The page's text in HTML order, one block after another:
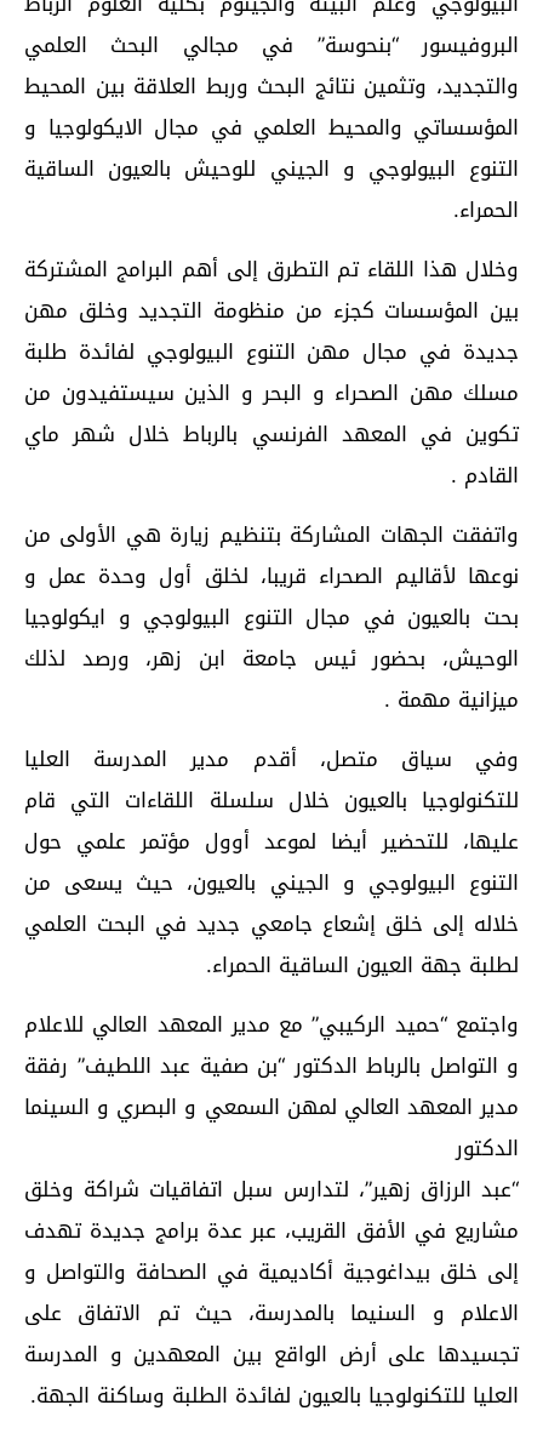
البروفيسور “بنحوسة” في مجالي البحث العلمي
والتجديد، وتثمين نتائج البحث وربط العلاقة بين المحيط
المؤسساتي والمحيط العلمي في مجال الايكولوجيا و
التنوع البيولوجي و الجيني للوحيش بالعيون الساقية
الحمراء.
وخلال هذا اللقاء تم التطرق إلى أهم البرامج المشتركة
بين المؤسسات كجزء من منظومة التجديد وخلق مهن
جديدة في مجال مهن التنوع البيولوجي لفائدة طلبة
مسلك مهن الصحراء و البحر و الذين سيستفيدون من
تكوين في المعهد الفرنسي بالرباط خلال شهر ماي
القادم .
واتفقت الجهات المشاركة بتنظيم زيارة هي الأولى من
نوعها لأقاليم الصحراء قريبا، لخلق أول وحدة عمل و
بحت بالعيون في مجال التنوع البيولوجي و ايكولوجيا
الوحيش، بحضور ئيس جامعة ابن زهر، ورصد لذلك
ميزانية مهمة .
وفي سياق متصل، أقدم مدير المدرسة العليا
للتكنولوجيا بالعيون خلال سلسلة اللقاءات التي قام
عليها، للتحضير أيضا لموعد أوول مؤتمر علمي حول
التنوع البيولوجي و الجيني بالعيون، حيث يسعى من
خلاله إلى خلق إشعاع جامعي جديد في البحت العلمي
لطلبة جهة العيون الساقية الحمراء.
واجتمع “حميد الركيبي” مع مدير المعهد العالي للاعلام
و التواصل بالرباط الدكتور “بن صفية عبد اللطيف” رفقة
مدير المعهد العالي لمهن السمعي و البصري و السينما
الدكتور
“عبد الرزاق زهير”، لتدارس سبل اتفاقيات شراكة وخلق
مشاريع في الأفق القريب، عبر عدة برامج جديدة تهدف
إلى خلق بيداغوجية أكاديمية في الصحافة والتواصل و
الاعلام و السنيما بالمدرسة، حيث تم الاتفاق على
تجسيدها على أرض الواقع بين المعهدين و المدرسة
العليا للتكنولوجيا بالعيون لفائدة الطلبة وساكنة الجهة.